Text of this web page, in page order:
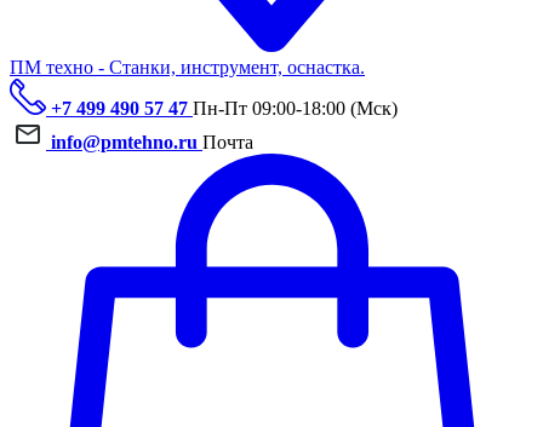
ПМ техно - Станки, инструмент, оснастка.
+7 499 490 57 47 Пн-Пт 09:00-18:00 (Мск)
info@pmtehno.ru Почта